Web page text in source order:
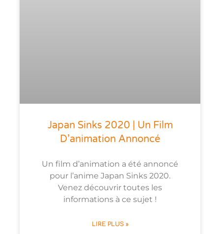
Japan Sinks 2020 | Un Film
D’animation Annoncé
Un film d’animation a été annoncé
pour l’anime Japan Sinks 2020.
Venez découvrir toutes les
informations à ce sujet !
LIRE PLUS »